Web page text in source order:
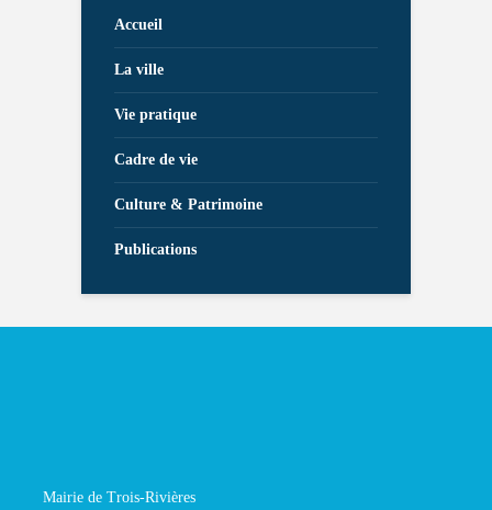
Accueil
La ville
Vie pratique
Cadre de vie
Culture & Patrimoine
Publications
Mairie de Trois-Rivières